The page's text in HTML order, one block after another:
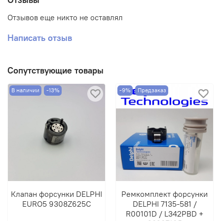
Отзывов еще никто не оставлял
Написать отзыв
Сопутствующие товары
В наличии -13%
Клапан форсунки DELPHI
EURO5 9308Z625C
-9% Предзаказ
Ремкомплект форсунки
DELPHI 7135-581 /
R00101D / L342PBD +